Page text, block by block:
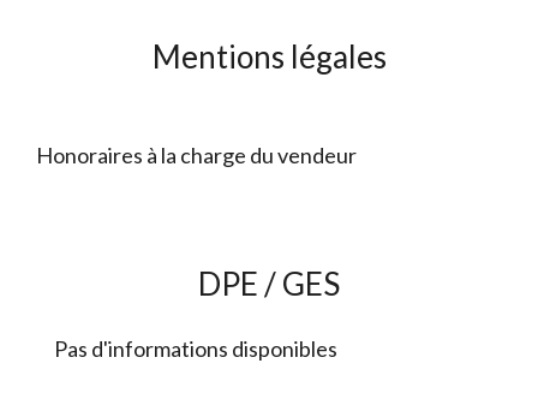
Mentions légales
Honoraires à la charge du vendeur
DPE / GES
Pas d'informations disponibles